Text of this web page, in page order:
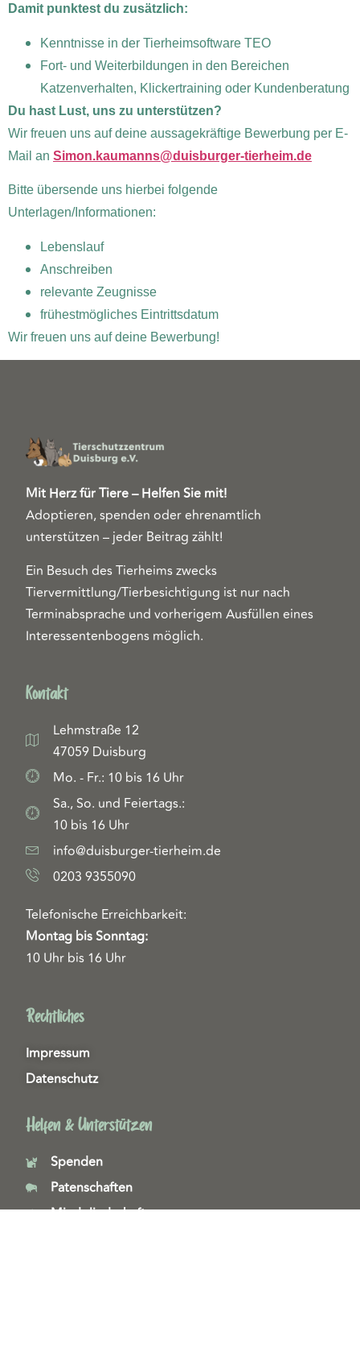
Damit punktest du zusätzlich:
Kenntnisse in der Tierheimsoftware TEO
Fort- und Weiterbildungen in den Bereichen
Katzenverhalten, Klickertraining oder Kundenberatung
Du hast Lust, uns zu unterstützen?
Wir freuen uns auf deine aussagekräftige Bewerbung per E-
Mail an Simon.kaumanns@duisburger-tierheim.de
Bitte übersende uns hierbei folgende
Unterlagen/Informationen:
Lebenslauf
Anschreiben
relevante Zeugnisse
frühestmögliches Eintrittsdatum
Wir freuen uns auf deine Bewerbung!
Mit Herz für Tiere – Helfen Sie mit!
Adoptieren, spenden oder ehrenamtlich
unterstützen – jeder Beitrag zählt!
Ein Besuch des Tierheims zwecks
Tiervermittlung/Tierbesichtigung ist nur nach
Terminabsprache und vorherigem Ausfüllen eines
Interessentenbogens möglich.
Kontakt
Lehmstraße 12
47059 Duisburg
Mo. - Fr.: 10 bis 16 Uhr
Sa., So. und Feiertags.:
10 bis 16 Uhr
info@duisburger-tierheim.de
0203 9355090
Telefonische Erreichbarkeit:
Montag bis Sonntag:
10 Uhr bis 16 Uhr
Rechtliches
Impressum
Datenschutz
Helfen & Unterstützen
Spenden
Patenschaften
Miedgliedschaften